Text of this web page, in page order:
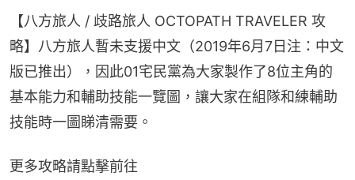
【八方旅人 / 歧路旅人 OCTOPATH TRAVELER 攻
略】八方旅人暫未支援中文（2019年6月7日注：中文
版已推出），因此01宅民黨為大家製作了8位主角的
基本能力和輔助技能一覽圖，讓大家在組隊和練輔助
技能時一圖睇清需要。
更多攻略請點擊前往